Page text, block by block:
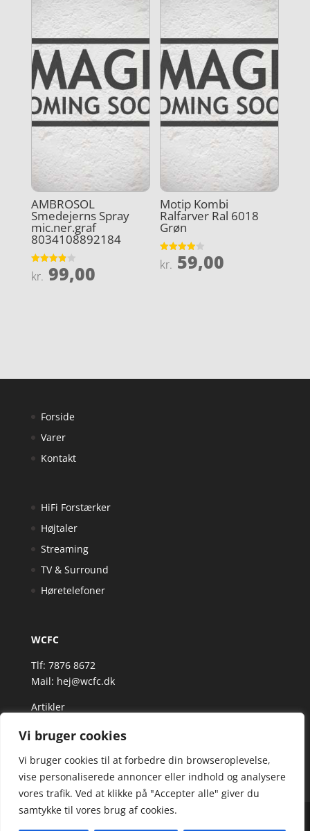
Vi bruger cookies
Vi bruger cookies til at forbedre din browseroplevelse,
vise personaliserede annoncer eller indhold og analysere
vores trafik. Ved at klikke på "Accepter alle" giver du
samtykke til vores brug af cookies.
AMBROSOL
Smedejerns Spray
mic.ner.graf
8034108892184
Vurderet
3.9
kr. 99,00
Motip Kombi
Ralfarver Ral 6018
Grøn
Vurderet
3.9
kr. 59,00
Forside
Varer
Kontakt
HiFi Forstærker
Højtaler
Streaming
TV & Surround
Høretelefoner
WCFC
Tlf: 7876 8672
Mail: hej@wcfc.dk
Artikler